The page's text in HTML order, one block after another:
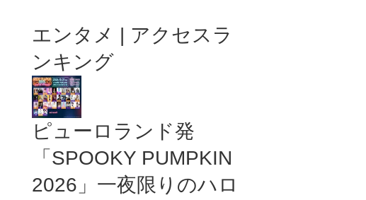
エンタメ | アクセスラ
ンキング
ピューロランド発
「SPOOKY PUMPKIN
2026」一夜限りのハロ